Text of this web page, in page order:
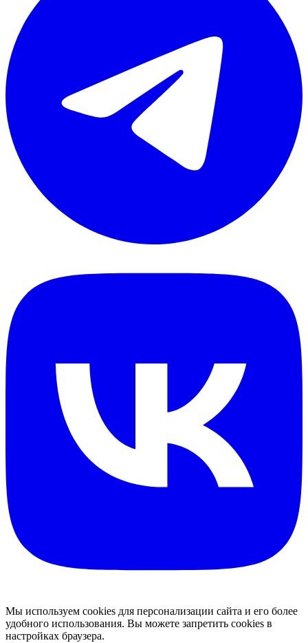
Мы используем cookies для персонализации сайта и его более
удобного использования. Вы можете запретить cookies в
настройках браузера.